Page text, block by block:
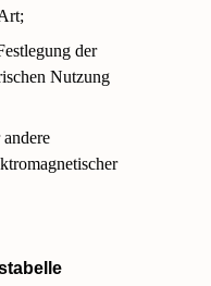
der
Nutzung